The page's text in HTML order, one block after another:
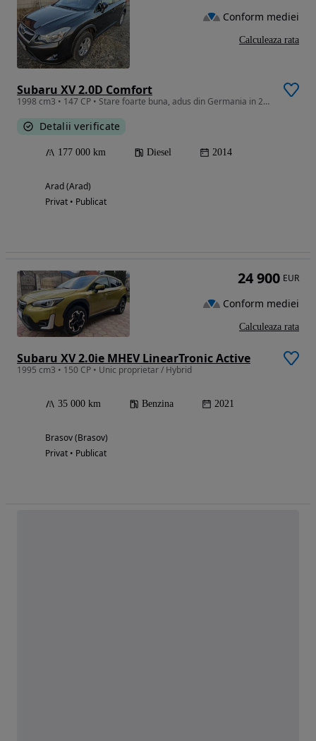
Subaru XV 2.0D Comfort
1998 cm3 • 147 CP • Stare foarte buna, adus din Germania in 2021
Detalii verificate
177 000 km Diesel 2014
Arad (Arad)
Privat • Publicat
Conform mediei
Calculeaza rata
Subaru XV 2.0ie MHEV LinearTronic Active
1995 cm3 • 150 CP • Unic proprietar / Hybrid
35 000 km Benzina 2021
Brasov (Brasov)
Privat • Publicat
24 900 EUR
Conform mediei
Calculeaza rata